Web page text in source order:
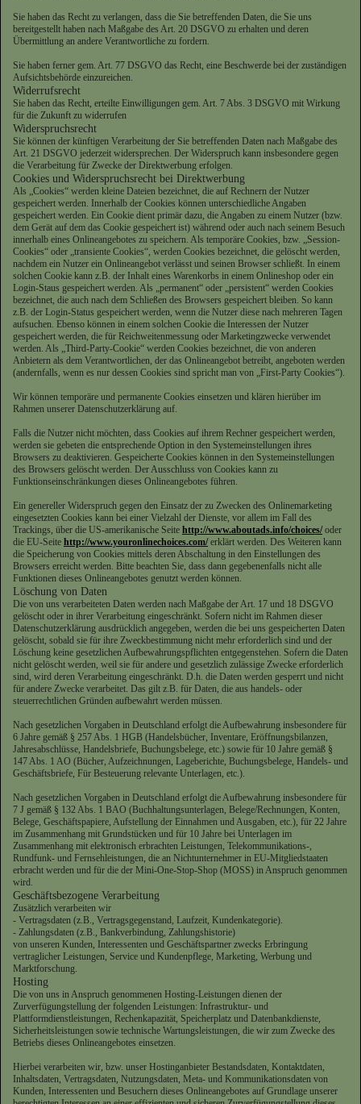
Sie haben das Recht zu verlangen, dass die Sie betreffenden Daten, die Sie uns
bereitgestellt haben nach Maßgabe des Art. 20 DSGVO zu erhalten und deren
Übermittlung an andere Verantwortliche zu fordern.
Sie haben ferner gem. Art. 77 DSGVO das Recht, eine Beschwerde bei der zuständigen
Aufsichtsbehörde einzureichen.
Widerrufsrecht
Sie haben das Recht, erteilte Einwilligungen gem. Art. 7 Abs. 3 DSGVO mit Wirkung
für die Zukunft zu widerrufen
Widerspruchsrecht
Sie können der künftigen Verarbeitung der Sie betreffenden Daten nach Maßgabe des
Art. 21 DSGVO jederzeit widersprechen. Der Widerspruch kann insbesondere gegen
die Verarbeitung für Zwecke der Direktwerbung erfolgen.
Cookies und Widerspruchsrecht bei Direktwerbung
Als „Cookies“ werden kleine Dateien bezeichnet, die auf Rechnern der Nutzer
gespeichert werden. Innerhalb der Cookies können unterschiedliche Angaben
gespeichert werden. Ein Cookie dient primär dazu, die Angaben zu einem Nutzer (bzw.
dem Gerät auf dem das Cookie gespeichert ist) während oder auch nach seinem Besuch
innerhalb eines Onlineangebotes zu speichern. Als temporäre Cookies, bzw. „Session-
Cookies“ oder „transiente Cookies“, werden Cookies bezeichnet, die gelöscht werden,
nachdem ein Nutzer ein Onlineangebot verlässt und seinen Browser schließt. In einem
solchen Cookie kann z.B. der Inhalt eines Warenkorbs in einem Onlineshop oder ein
Login-Staus gespeichert werden. Als „permanent“ oder „persistent“ werden Cookies
bezeichnet, die auch nach dem Schließen des Browsers gespeichert bleiben. So kann
z.B. der Login-Status gespeichert werden, wenn die Nutzer diese nach mehreren Tagen
aufsuchen. Ebenso können in einem solchen Cookie die Interessen der Nutzer
gespeichert werden, die für Reichweitenmessung oder Marketingzwecke verwendet
werden. Als „Third-Party-Cookie“ werden Cookies bezeichnet, die von anderen
Anbietern als dem Verantwortlichen, der das Onlineangebot betreibt, angeboten werden
(andernfalls, wenn es nur dessen Cookies sind spricht man von „First-Party Cookies“).
Wir können temporäre und permanente Cookies einsetzen und klären hierüber im
Rahmen unserer Datenschutzerklärung auf.
Falls die Nutzer nicht möchten, dass Cookies auf ihrem Rechner gespeichert werden,
werden sie gebeten die entsprechende Option in den Systemeinstellungen ihres
Browsers zu deaktivieren. Gespeicherte Cookies können in den Systemeinstellungen
des Browsers gelöscht werden. Der Ausschluss von Cookies kann zu
Funktionseinschränkungen dieses Onlineangebotes führen.
Ein genereller Widerspruch gegen den Einsatz der zu Zwecken des Onlinemarketing
eingesetzten Cookies kann bei einer Vielzahl der Dienste, vor allem im Fall des
Trackings, über die US-amerikanische Seite http://www.aboutads.info/choices/oder
die EU-Seite http://www.youronlinechoices.com/erklärt werden. Des Weiteren kann
die Speicherung von Cookies mittels deren Abschaltung in den Einstellungen des
Browsers erreicht werden. Bitte beachten Sie, dass dann gegebenenfalls nicht alle
Funktionen dieses Onlineangebotes genutzt werden können.
Löschung von Daten
Die von uns verarbeiteten Daten werden nach Maßgabe der Art. 17 und 18 DSGVO
gelöscht oder in ihrer Verarbeitung eingeschränkt. Sofern nicht im Rahmen dieser
Datenschutzerklärung ausdrücklich angegeben, werden die bei uns gespeicherten Daten
gelöscht, sobald sie für ihre Zweckbestimmung nicht mehr erforderlich sind und der
Löschung keine gesetzlichen Aufbewahrungspflichten entgegenstehen. Sofern die Daten
nicht gelöscht werden, weil sie für andere und gesetzlich zulässige Zwecke erforderlich
sind, wird deren Verarbeitung eingeschränkt. D.h. die Daten werden gesperrt und nicht
für andere Zwecke verarbeitet. Das gilt z.B. für Daten, die aus handels- oder
steuerrechtlichen Gründen aufbewahrt werden müssen.
Nach gesetzlichen Vorgaben in Deutschland erfolgt die Aufbewahrung insbesondere für
6 Jahre gemäß § 257 Abs. 1 HGB (Handelsbücher, Inventare, Eröffnungsbilanzen,
Jahresabschlüsse, Handelsbriefe, Buchungsbelege, etc.) sowie für 10 Jahre gemäß §
147 Abs. 1 AO (Bücher, Aufzeichnungen, Lageberichte, Buchungsbelege, Handels- und
Geschäftsbriefe, Für Besteuerung relevante Unterlagen, etc.).
Nach gesetzlichen Vorgaben in Deutschland erfolgt die Aufbewahrung insbesondere für
7 J gemäß § 132 Abs. 1 BAO (Buchhaltungsunterlagen, Belege/Rechnungen, Konten,
Belege, Geschäftspapiere, Aufstellung der Einnahmen und Ausgaben, etc.), für 22 Jahre
im Zusammenhang mit Grundstücken und für 10 Jahre bei Unterlagen im
Zusammenhang mit elektronisch erbrachten Leistungen, Telekommunikations-,
Rundfunk- und Fernsehleistungen, die an Nichtunternehmer in EU-Mitgliedstaaten
erbracht werden und für die der Mini-One-Stop-Shop (MOSS) in Anspruch genommen
wird.
Geschäftsbezogene Verarbeitung
Zusätzlich verarbeiten wir
- Vertragsdaten (z.B., Vertragsgegenstand, Laufzeit, Kundenkategorie).
- Zahlungsdaten (z.B., Bankverbindung, Zahlungshistorie)
von unseren Kunden, Interessenten und Geschäftspartner zwecks Erbringung
vertraglicher Leistungen, Service und Kundenpflege, Marketing, Werbung und
Marktforschung.
Hosting
Die von uns in Anspruch genommenen Hosting-Leistungen dienen der
Zurverfügungstellung der folgenden Leistungen: Infrastruktur- und
Plattformdienstleistungen, Rechenkapazität, Speicherplatz und Datenbankdienste,
Sicherheitsleistungen sowie technische Wartungsleistungen, die wir zum Zwecke des
Betriebs dieses Onlineangebotes einsetzen.
Hierbei verarbeiten wir, bzw. unser Hostinganbieter Bestandsdaten, Kontaktdaten,
Inhaltsdaten, Vertragsdaten, Nutzungsdaten, Meta- und Kommunikationsdaten von
Kunden, Interessenten und Besuchern dieses Onlineangebotes auf Grundlage unserer